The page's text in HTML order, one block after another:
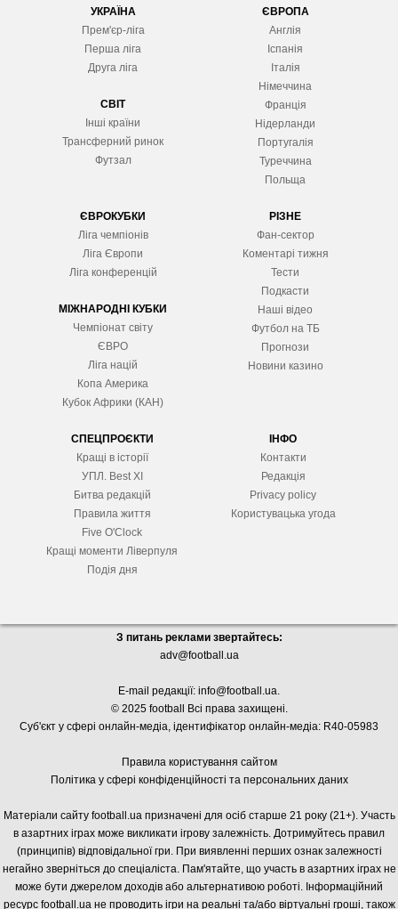
УКРАЇНА
Прем'єр-ліга
Перша ліга
Друга ліга
СВІТ
Інші країни
Трансферний ринок
Футзал
ЄВРОПА
Англія
Іспанія
Італія
Німеччина
Франція
Нідерланди
Португалія
Туреччина
Польща
ЄВРОКУБКИ
Ліга чемпіонів
Ліга Європи
Ліга конференцій
МІЖНАРОДНІ КУБКИ
Чемпіонат світу
ЄВРО
Ліга націй
Копа Америка
Кубок Африки (КАН)
РІЗНЕ
Фан-сектор
Коментарі тижня
Тести
Подкасти
Наші відео
Футбол на ТБ
Прогнози
Новини казино
СПЕЦПРОЄКТИ
Кращі в історії
УПЛ. Best XІ
Битва редакцій
Правила життя
Five O'Clock
Кращі моменти Ліверпуля
Подія дня
ІНФО
Контакти
Редакція
Privacy policy
Користувацька угода
З питань реклами звертайтесь:
adv@football.ua
E-mail редакції: info@football.ua.
© 2025 football Всі права захищені.
Суб'єкт у сфері онлайн-медіа, ідентифікатор онлайн-медіа: R40-05983
Правила користування сайтом
Політика у сфері конфіденційності та персональних даних
Матеріали сайту football.ua призначені для осіб старше 21 року (21+). Участь
в азартних іграх може викликати ігрову залежність. Дотримуйтесь правил
(принципів) відповідальної гри. При виявленні перших ознак залежності
негайно зверніться до спеціаліста. Пам'ятайте, що участь в азартних іграх не
може бути джерелом доходів або альтернативою роботі. Інформаційний
ресурс football.ua не проводить ігри на реальні та/або віртуальні гроші, також